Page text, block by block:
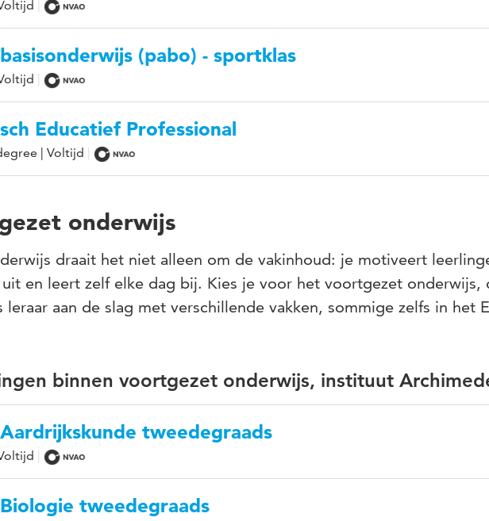
(pabo) - sportklas
Educatief Professional
| Voltijd
onderwijs
draait het niet alleen om de vakinhoud: je motiveert
en leert zelf elke dag bij. Kies je voor het voortgezet onderwijs,
leraar aan de slag met verschillende vakken, sommige zelfs in het
binnen voortgezet onderwijs, instituut
tweedegraads
tweedegraads